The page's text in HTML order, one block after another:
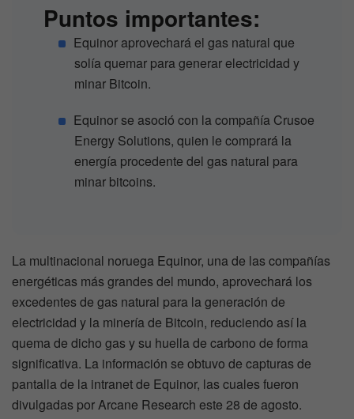
Puntos importantes:
Equinor aprovechará el gas natural que
solía quemar para generar electricidad y
minar Bitcoin.
Equinor se asoció con la compañía Crusoe
Energy Solutions, quien le comprará la
energía procedente del gas natural para
minar bitcoins.
La multinacional noruega Equinor, una de las compañías
energéticas más grandes del mundo, aprovechará los
excedentes de gas natural para la generación de
electricidad y la minería de Bitcoin, reduciendo así la
quema de dicho gas y su huella de carbono de forma
significativa. La información se obtuvo de capturas de
pantalla de la intranet de Equinor, las cuales fueron
divulgadas por Arcane Research este 28 de agosto.